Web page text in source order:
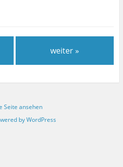
weiter »
Seite ansehen
by WordPress